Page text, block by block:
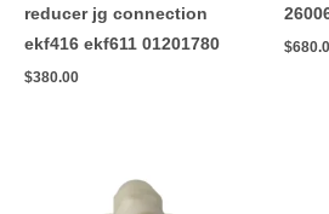
reducer jg connection
ekf416 ekf611 01201780
$380.00
$